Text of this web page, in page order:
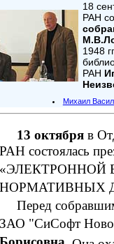
18
РАН
1948
РАН
Михаил
13 октября в
РАН состоялась
«ЭЛЕКТРОННОЙ
НОРМАТИВНЫХ
Перед
ЗАО "СиСофт